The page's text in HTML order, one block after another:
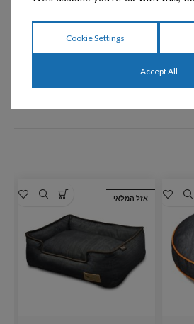
אזל המלאי
Cookie Settings
Accept All